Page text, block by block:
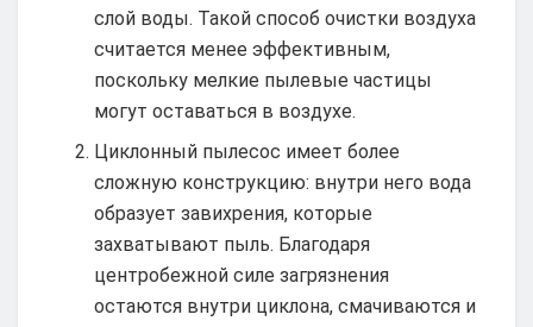
слой воды. Такой способ очистки воздуха
считается менее эффективным,
поскольку мелкие пылевые частицы
могут оставаться в воздухе.
Циклонный пылесос имеет более
сложную конструкцию: внутри него вода
образует завихрения, которые
захватывают пыль. Благодаря
центробежной силе загрязнения
остаются внутри циклона, смачиваются и